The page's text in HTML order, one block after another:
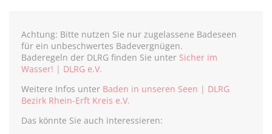
Achtung: Bitte nutzen Sie nur zugelassene Badeseen
für ein unbeschwertes Badevergnügen.
Baderegeln der DLRG finden Sie unter Sicher im
Wasser! | DLRG e.V.
Weitere Infos unter Baden in unseren Seen | DLRG
Bezirk Rhein-Erft Kreis e.V.
Das könnte Sie auch interessieren: